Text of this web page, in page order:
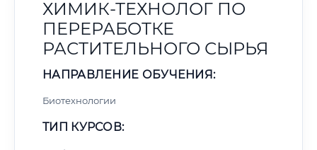
ХИМИК-ТЕХНОЛОГ ПО
ПЕРЕРАБОТКЕ
РАСТИТЕЛЬНОГО СЫРЬЯ
НАПРАВЛЕНИЕ ОБУЧЕНИЯ:
Биотехнологии
ТИП КУРСОВ: